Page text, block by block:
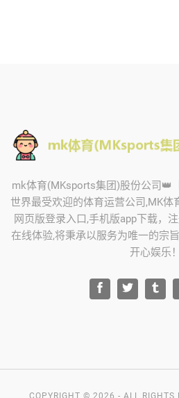
mk体育(MKsports集团)股份公司👑
世界最受欢迎的体育运营公司,MK
网页版登录入口,手机版app下载，
在线体验,将秉承以服务为唯一的宗
开心娱乐！
COPYRIGHT © 2026 - ALL RIGHTS